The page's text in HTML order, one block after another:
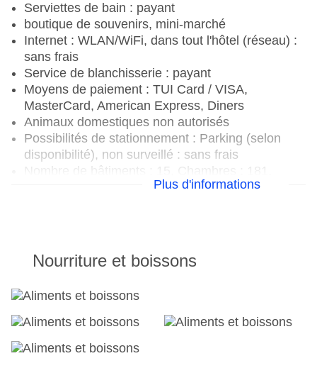
Serviettes de bain : payant
boutique de souvenirs, mini-marché
Internet : WLAN/WiFi, dans tout l'hôtel (réseau) :
sans frais
Service de blanchisserie : payant
Moyens de paiement : TUI Card / VISA,
MasterCard, American Express, Diners
Animaux domestiques non autorisés
Possibilités de stationnement : Parking (selon
disponibilité), non surveillé : sans frais
Nombre de bâtiments : 15, Chambres : 181,
Étages des bâtiments annexes : 2
Plus d'informations
Nourriture et boissons